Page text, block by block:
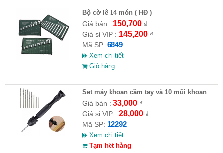
Bộ cờ lê 14 món ( HĐ )
Giá bán : 150,700₫
Giá sỉ VIP : 145,200₫
Mã SP: 6849
Xem chi tiết
Giỏ hàng
Set máy khoan cầm tay và 10 mũi khoan
Giá bán : 33,000₫
Giá sỉ VIP : 28,000₫
Mã SP: 12292
Xem chi tiết
Tạm hết hàng